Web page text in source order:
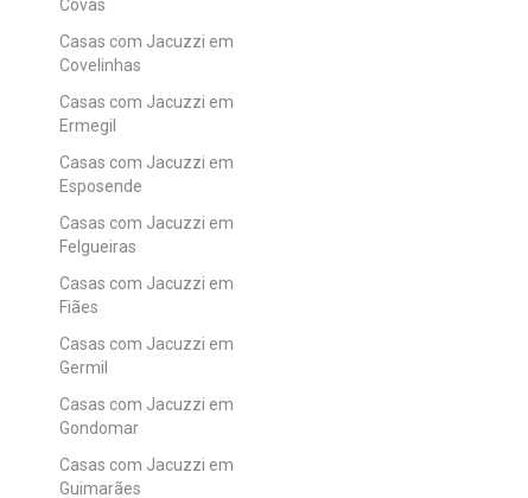
Covas
Casas com Jacuzzi em
Covelinhas
Casas com Jacuzzi em
Ermegil
Casas com Jacuzzi em
Esposende
Casas com Jacuzzi em
Felgueiras
Casas com Jacuzzi em
Fiães
Casas com Jacuzzi em
Germil
Casas com Jacuzzi em
Gondomar
Casas com Jacuzzi em
Guimarães